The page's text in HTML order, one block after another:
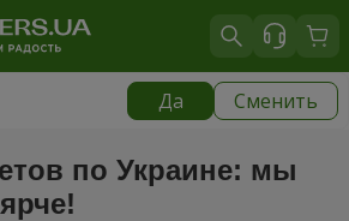
Да Сменить
по Украине: мы